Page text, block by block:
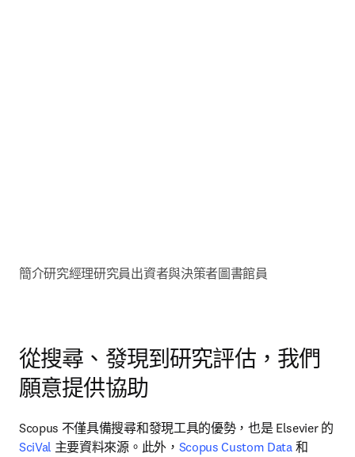
簡介研究經理研究員出資者與決策者圖書館員
從搜尋、發現到研究評估，我們
願意提供協助
SciVal 主要資料來源。此外， Scopus Custom Data 和